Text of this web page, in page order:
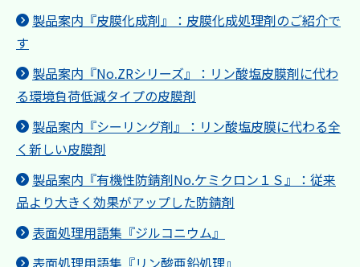
製品案内『皮膜化成剤』：皮膜化成処理剤のご紹介で
す
製品案内『No.ZRシリーズ』：リン酸塩皮膜剤に代わ
る環境負荷低減タイプの皮膜剤
製品案内『シーリング剤』：リン酸塩皮膜に代わる全
く新しい皮膜剤
製品案内『有機性防錆剤No.ケミクロン１Ｓ』：従来
品より大きく効果がアップした防錆剤
表面処理用語集『ジルコニウム』
表面処理用語集『リン酸亜鉛処理』